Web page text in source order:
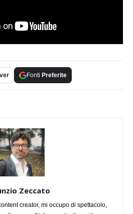
Fonti Preferite
Zeccato
creator, mi occupo di spettacolo,